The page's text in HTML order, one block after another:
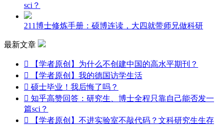
sci？
211博士修炼手册：硕博连读，大四就带师兄做科研
最新文章

【学者原创】为什么不创建中国的高水平期刊？

【学者原创】我的德国访学生活
 硕士毕业！我后悔了吗？
 知乎高赞回答：研究生、博士全程只靠自己能否发一
篇sci？

【学者原创】不进实验室不敲代码？文科研究生生存